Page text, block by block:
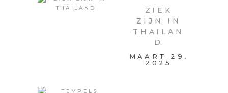
ZIEK
ZIJN IN
THAILAN
D
MAART 29,
2025